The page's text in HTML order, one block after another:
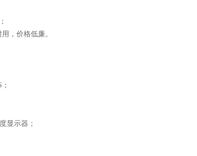
，价格低廉。
显示器；